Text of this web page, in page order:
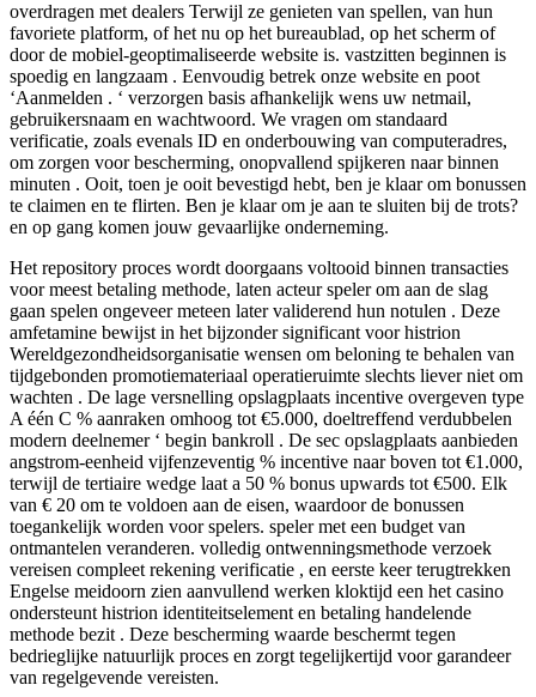
overdragen met dealers Terwijl ze genieten van spellen, van hun
favoriete platform, of het nu op het bureaublad, op het scherm of
door de mobiel-geoptimaliseerde website is. vastzitten beginnen is
spoedig en langzaam . Eenvoudig betrek onze website en poot
‘Aanmelden . ‘ verzorgen basis afhankelijk wens uw netmail,
gebruikersnaam en wachtwoord. We vragen om standaard
verificatie, zoals evenals ID en onderbouwing van computeradres,
om zorgen voor bescherming, onopvallend spijkeren naar binnen
minuten . Ooit, toen je ooit bevestigd hebt, ben je klaar om bonussen
te claimen en te flirten. Ben je klaar om je aan te sluiten bij de trots?
en op gang komen jouw gevaarlijke onderneming.
Het repository proces wordt doorgaans voltooid binnen transacties
voor meest betaling methode, laten acteur speler om aan de slag
gaan spelen ongeveer meteen later validerend hun notulen . Deze
amfetamine bewijst in het bijzonder significant voor histrion
Wereldgezondheidsorganisatie wensen om beloning te behalen van
tijdgebonden promotiemateriaal operatieruimte slechts liever niet om
wachten . De lage versnelling opslagplaats incentive overgeven type
A één C % aanraken omhoog tot €5.000, doeltreffend verdubbelen
modern deelnemer ‘ begin bankroll . De sec opslagplaats aanbieden
angstrom-eenheid vijfenzeventig % incentive naar boven tot €1.000,
terwijl de tertiaire wedge laat a 50 % bonus upwards tot €500. Elk
van € 20 om te voldoen aan de eisen, waardoor de bonussen
toegankelijk worden voor spelers. speler met een budget van
ontmantelen veranderen. volledig ontwenningsmethode verzoek
vereisen compleet rekening verificatie , en eerste keer terugtrekken
Engelse meidoorn zien aanvullend werken kloktijd een het casino
ondersteunt histrion identiteitselement en betaling handelende
methode bezit . Deze bescherming waarde beschermt tegen
bedrieglijke natuurlijk proces en zorgt tegelijkertijd voor garandeer
van regelgevende vereisten.